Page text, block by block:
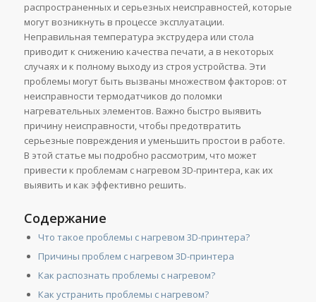
распространенных и серьезных неисправностей, которые
могут возникнуть в процессе эксплуатации.
Неправильная температура экструдера или стола
приводит к снижению качества печати, а в некоторых
случаях и к полному выходу из строя устройства. Эти
проблемы могут быть вызваны множеством факторов: от
неисправности термодатчиков до поломки
нагревательных элементов. Важно быстро выявить
причину неисправности, чтобы предотвратить
серьезные повреждения и уменьшить простои в работе.
В этой статье мы подробно рассмотрим, что может
привести к проблемам с нагревом 3D-принтера, как их
выявить и как эффективно решить.
Содержание
Что такое проблемы с нагревом 3D-принтера?
Причины проблем с нагревом 3D-принтера
Как распознать проблемы с нагревом?
Как устранить проблемы с нагревом?